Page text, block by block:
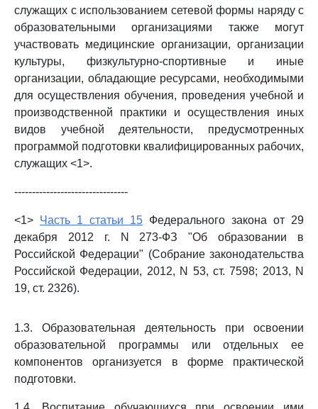
служащих с использованием сетевой формы наряду с
образовательными организациями также могут
участвовать медицинские организации, организации
культуры, физкультурно-спортивные и иные
организации, обладающие ресурсами, необходимыми
для осуществления обучения, проведения учебной и
производственной практики и осуществления иных
видов учебной деятельности, предусмотренных
программой подготовки квалифицированных рабочих,
служащих <1>.
--------------------------------
<1> Часть 1 статьи 15 Федерального закона от 29
декабря 2012 г. N 273-ФЗ "Об образовании в
Российской Федерации" (Собрание законодательства
Российской Федерации, 2012, N 53, ст. 7598; 2013, N
19, ст. 2326).
1.3. Образовательная деятельность при освоении
образовательной программы или отдельных ее
компонентов организуется в форме практической
подготовки.